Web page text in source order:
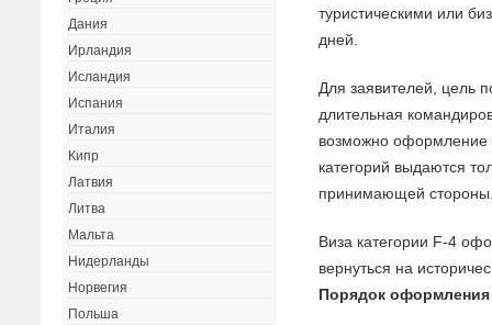
туристическими или
дней.
Для заявителей, цель
длительная
возможно оформление
категорий выдаются
принимающей
Виза категории F-4
вернуться на
Порядок
Дания
Ирландия
Исландия
Испания
Италия
Кипр
Латвия
Литва
Мальта
Нидерланды
Норвегия
Польша